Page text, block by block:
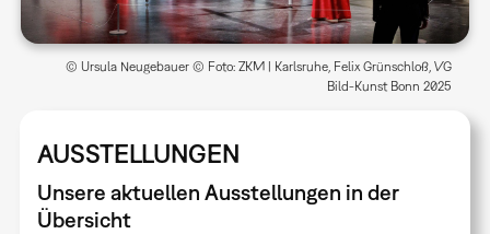
AUSSTELLUNGEN
Unsere aktuellen Ausstellungen in der
Übersicht
© Ursula Neugebauer © Foto: ZKM | Karlsruhe, Felix Grünschloß, VG
Bild-Kunst Bonn 2025